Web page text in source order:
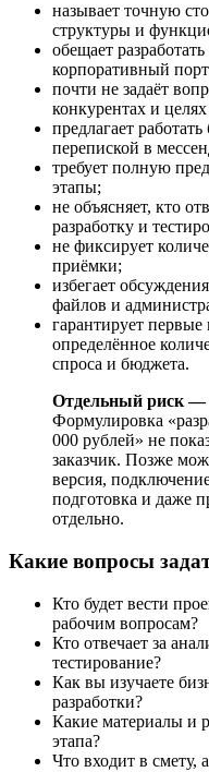
называет точную
структуры и
обещает
корпоративный
почти не задаёт
конкурентах и
предлагает
перепиской в
требует полную
этапы;
не объясняет, кто
разработку и
не фиксирует
приёмки;
избегает
файлов и
гарантирует
определённое
спроса и бюджета.
Отдельный риск —
Формулировка
000 рублей» не
заказчик. Позже
версия,
подготовка и даже
отдельно.
Какие вопросы
Кто будет вести
рабочим вопросам?
Кто отвечает за
тестирование?
Как вы изучаете
разработки?
Какие материалы и
этапа?
Что входит в смету,